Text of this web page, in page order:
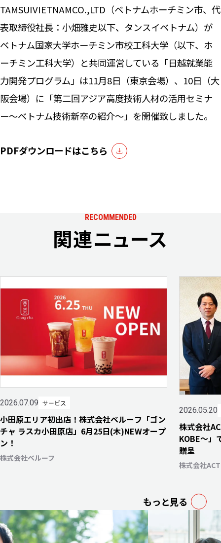
TAMSUIVIETNAMCO.,LTD（ベトナムホーチミン市、代
表取締役社長：小畑雅史以下、タンスイベトナム）が
ベトナム国家大学ホーチミン市校工科大学（以下、ホ
ーチミン工科大学）と共同運営している「日越就業能
力開発プログラム」は11月8日（東京会場）、10日（大
阪会場）に「第二回アジア高度技術人材の活用セミナ
ー～ベトナム技術新卒の紹介～」を開催致しました。
PDFダウンロードはこちら
RECOMMENDED
関連ニュース
2026.07.09 サービス
小田原エリア初出店！株式会社ベルーフ「ゴン
チャ ラスカ小田原店」6月25日(木)NEWオープ
ン！
株式会社ベルーフ
2026.05.20
株式会社
KOBE～」
贈呈
株式会社
もっと見る